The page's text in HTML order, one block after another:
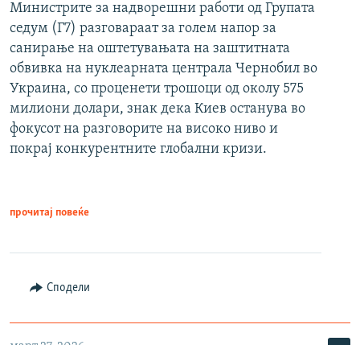
Министрите за надворешни работи од Групата
седум (Г7) разговараат за голем напор за
санирање на оштетувањата на заштитната
обвивка на нуклеарната централа Чернобил во
Украина, со проценети трошоци од околу 575
милиони долари, знак дека Киев останува во
фокусот на разговорите на високо ниво и
покрај конкурентните глобални кризи.
прочитај повеќе
Сподели